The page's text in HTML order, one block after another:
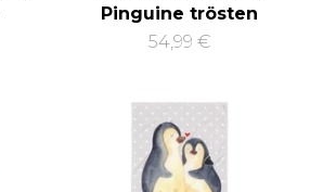
Pinguine trösten
54,99 €